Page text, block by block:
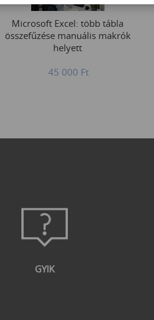
Microsoft Excel: több tábla
összefűzése manuális makrók
helyett
45 000 Ft
GYIK